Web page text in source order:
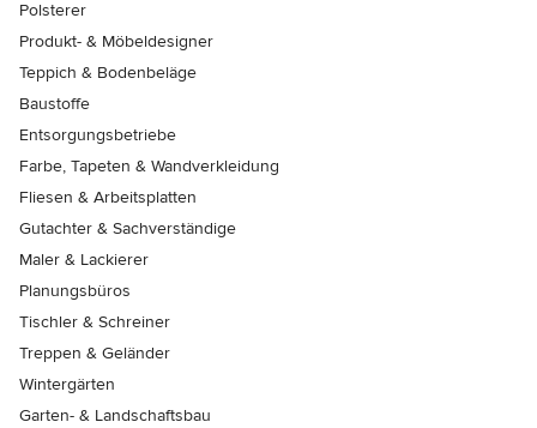
Polsterer
Produkt- & Möbeldesigner
Teppich & Bodenbeläge
Baustoffe
Entsorgungsbetriebe
Farbe, Tapeten & Wandverkleidung
Fliesen & Arbeitsplatten
Gutachter & Sachverständige
Maler & Lackierer
Planungsbüros
Tischler & Schreiner
Treppen & Geländer
Wintergärten
Garten- & Landschaftsbau